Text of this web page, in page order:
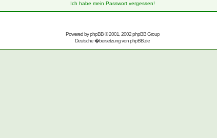
Ich habe mein Passwort vergessen!
Powered byphpBB© 2001, 2002 phpBB Group
Deutsche �bersetzung vonphpBB.de